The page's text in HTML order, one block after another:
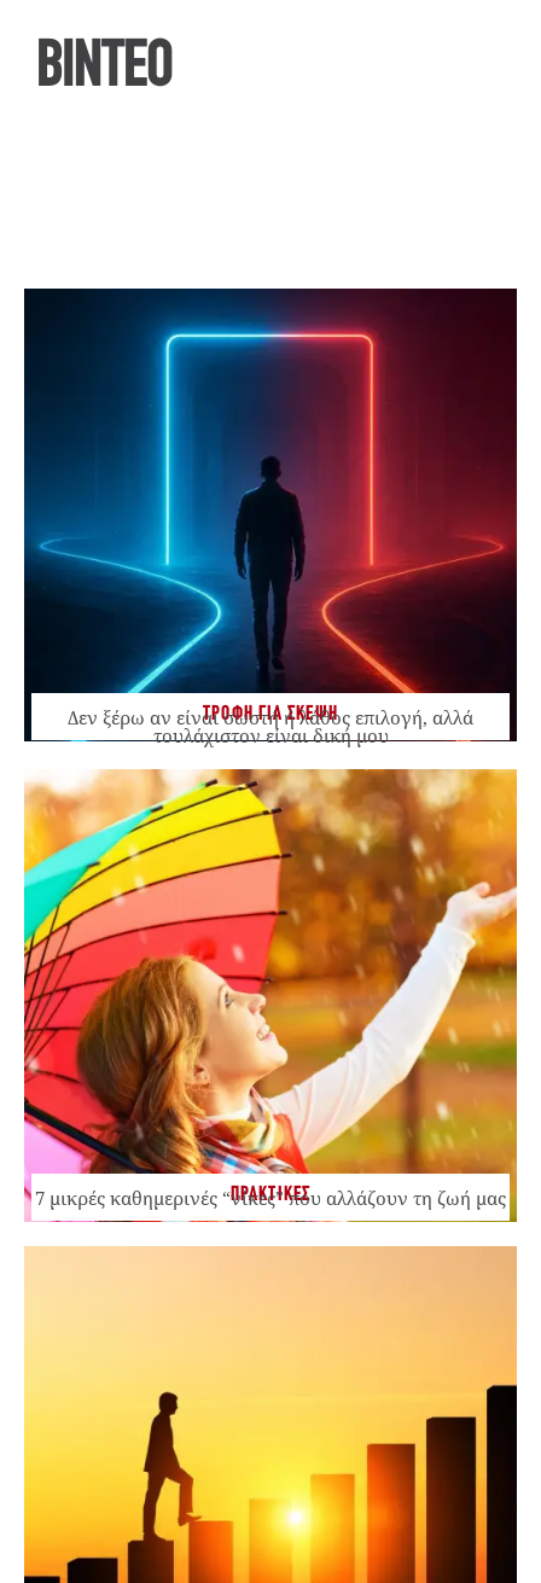
ΒΙΝΤΕΟ
ΤΡΟΦΗ ΓΙΑ ΣΚΕΨΗ
Δεν ξέρω αν είναι σωστή ή λάθος επιλογή, αλλά
τουλάχιστον είναι δική μου
ΠΡΑΚΤΙΚΕΣ
7 μικρές καθημερινές “νίκες” που αλλάζουν τη ζωή μας